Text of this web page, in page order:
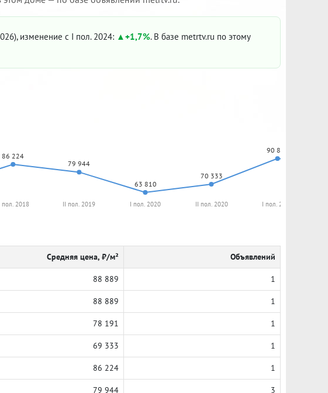
, изменение с I пол. 2024: +1,7%. В базе metrtv.ru по этому
86 224
79 944
63 810
70 333
90 846
пол. 2018 II пол. 2019 I пол. 2020 II пол. 2020 I пол. 2021
Средняя цена, ₽/м² Объявлений
88 889 1
88 889 1
78 191 1
69 333 1
86 224 1
79 944 3